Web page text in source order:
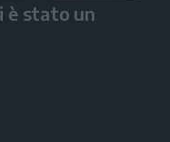
è stato un